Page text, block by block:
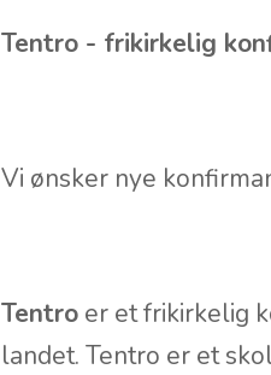
Tentro - frikirkelig
Vi ønsker nye
Tentro er et frikirkelig
landet. Tentro er et